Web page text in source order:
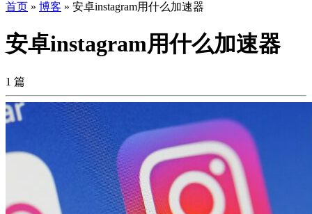
首页 » 博客 » 安卓instagram用什么加速器
安卓instagram用什么加速器
1 篇